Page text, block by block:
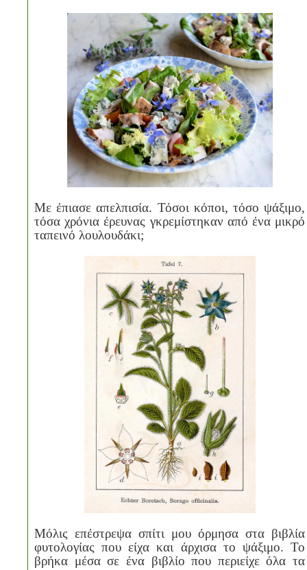
Με έπιασε απελπισία. Τόσοι κόποι, τόσο ψάξιμο,
τόσα χρόνια έρευνας γκρεμίστηκαν από ένα μικρό
ταπεινό λουλουδάκι;
Μόλις επέστρεψα σπίτι μου όρμησα στα βιβλία
φυτολογίας που είχα και άρχισα το ψάξιμο. Το
βρήκα μέσα σε ένα βιβλίο που περιείχε όλα τα